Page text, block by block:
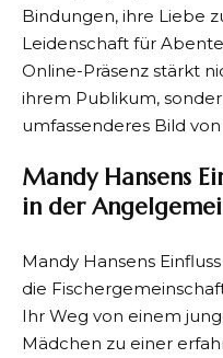
Bindungen, ihre Liebe
Leidenschaft für
Online-Präsenz stärkt
ihrem Publikum,
umfassenderes Bild
Mandy Hansens
in der
Mandy Hansens
die
Ihr Weg von einem
Mädchen zu einer